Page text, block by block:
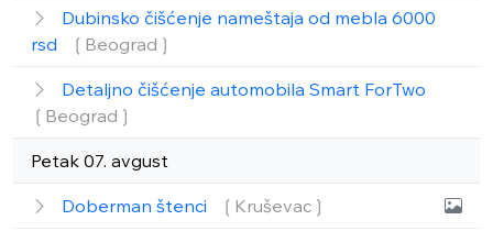
Dubinsko čišćenje nameštaja od mebla 6000
rsd
❲Beograd❳
Detaljno čišćenje automobila Smart ForTwo
❲Beograd❳
Petak 07. avgust
Doberman štenci ❲Kruševac❳